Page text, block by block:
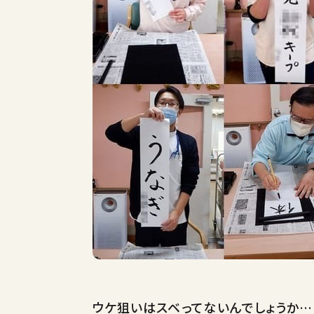
ウケ狙いはスベってないんでしょうか